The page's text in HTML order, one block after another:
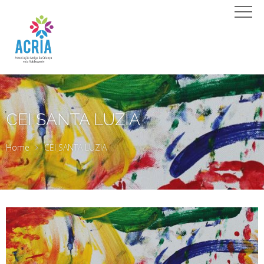
CEI SANTA LUZIA
Home CEI SANTA LUZIA